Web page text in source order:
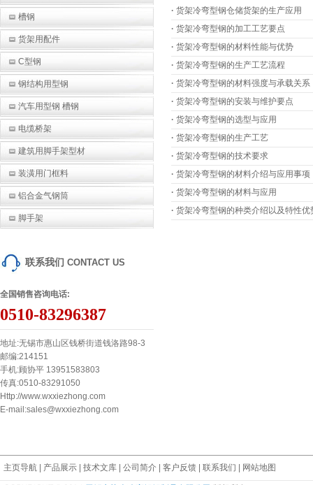
槽钢
货架用配件
C型钢
钢结构用型钢
汽车用型钢 槽钢
电缆桥架
建筑用脚手架型材
装潢用门框料
铝合金气钢筒
脚手架
联系我们 CONTACT US
全国销售咨询电话:
0510-83296387
地址:无锡市惠山区钱桥街道钱洛路98-3
邮编:214151
手机:顾协平 13951583803
传真:0510-83291050
Http://www.wxxiezhong.com
E-mail:sales@wxxiezhong.com
· 货架冷弯型钢仓储货架的生产应用
· 货架冷弯型钢的加工工艺要点
· 货架冷弯型钢的材料性能与优势
· 货架冷弯型钢的生产工艺流程
· 货架冷弯型钢的材料强度与承载关系
· 货架冷弯型钢的安装与维护要点
· 货架冷弯型钢的选型与应用
· 货架冷弯型钢的生产工艺
· 货架冷弯型钢的技术要求
· 货架冷弯型钢的材料介绍与应用事项
· 货架冷弯型钢的材料与应用
· 货架冷弯型钢的种类介绍以及特性优
主页导航 产品展示 技术文库 公司简介 客户反馈 联系我们 网站地图